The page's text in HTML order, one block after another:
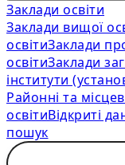
Заклади освіти
Заклади вищої
освітиЗаклади
освітиЗаклади
інститути
Районні та
освітиВідкриті
пошук